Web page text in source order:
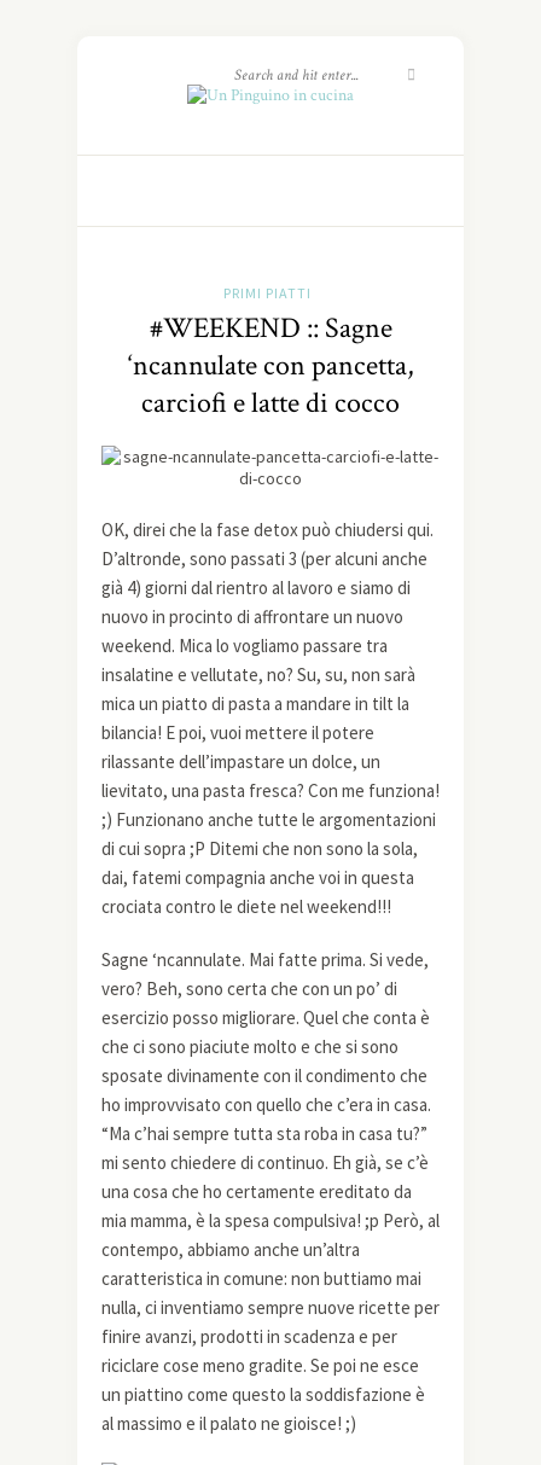
PRIMI PIATTI
#WEEKEND :: Sagne
‘ncannulate con pancetta,
carciofi e latte di cocco
OK, direi che la fase detox può chiudersi qui.
D’altronde, sono passati 3 (per alcuni anche
già 4) giorni dal rientro al lavoro e siamo di
nuovo in procinto di affrontare un nuovo
weekend. Mica lo vogliamo passare tra
insalatine e vellutate, no? Su, su, non sarà
mica un piatto di pasta a mandare in tilt la
bilancia! E poi, vuoi mettere il potere
rilassante dell’impastare un dolce, un
lievitato, una pasta fresca? Con me funziona!
;) Funzionano anche tutte le argomentazioni
di cui sopra ;P Ditemi che non sono la sola,
dai, fatemi compagnia anche voi in questa
crociata contro le diete nel weekend!!!
Sagne ‘ncannulate. Mai fatte prima. Si vede,
vero? Beh, sono certa che con un po’ di
esercizio posso migliorare. Quel che conta è
che ci sono piaciute molto e che si sono
sposate divinamente con il condimento che
ho improvvisato con quello che c’era in casa.
“Ma c’hai sempre tutta sta roba in casa tu?”
mi sento chiedere di continuo. Eh già, se c’è
una cosa che ho certamente ereditato da
mia mamma, è la spesa compulsiva! ;p Però, al
contempo, abbiamo anche un’altra
caratteristica in comune: non buttiamo mai
nulla, ci inventiamo sempre nuove ricette per
finire avanzi, prodotti in scadenza e per
riciclare cose meno gradite. Se poi ne esce
un piattino come questo la soddisfazione è
al massimo e il palato ne gioisce! ;)